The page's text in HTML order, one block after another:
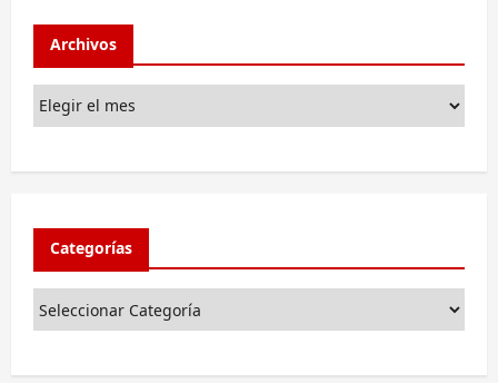
Archivos
Categorías